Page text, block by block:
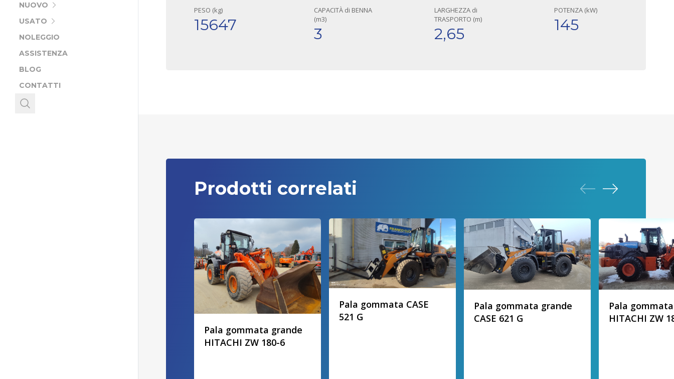
NUOVO
USATO
NOLEGGIO
ASSISTENZA
BLOG
CONTATTI
PESO (kg)
15647
CAPACITÀ di BENNA
(m3)
3
LARGHEZZA di
TRASPORTO (m)
2,65
POTENZA (kW)
145
Prodotti correlati
Pala gommata grande
HITACHI ZW 180-6
Pala gommata CASE
521 G
Pala gommata grande
CASE 621 G
Pala
HITACHI ZW